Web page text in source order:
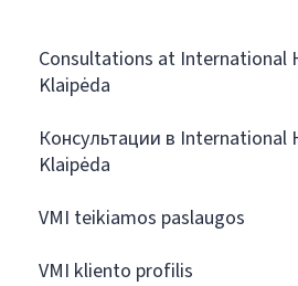
Consultations at International
Klaipėda
Консультации в International
Klaipėda
VMI teikiamos paslaugos
VMI kliento profilis